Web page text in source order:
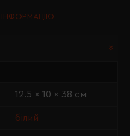
12.5 x 10 x 38 см
білий